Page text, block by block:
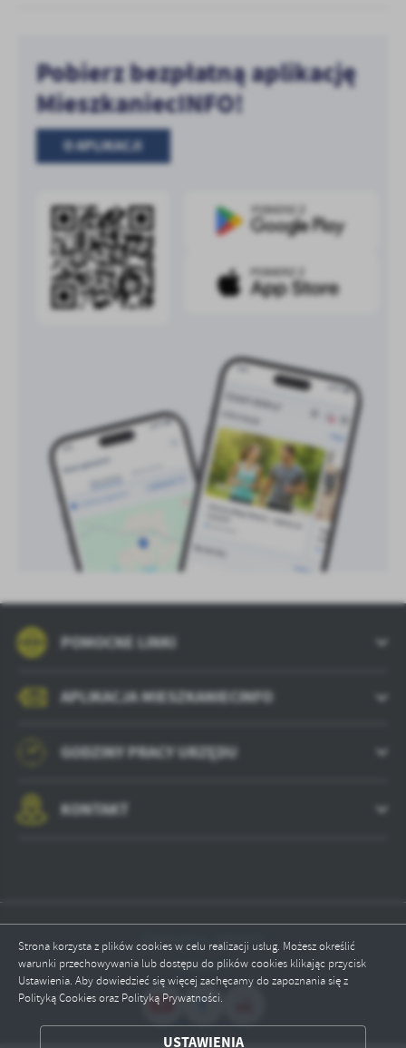
Strona korzysta z plików cookies w celu realizacji usług. Możesz określić
warunki przechowywania lub dostępu do plików cookies klikając przycisk
Ustawienia. Aby dowiedzieć się więcej zachęcamy do zapoznania się z
Polityką Cookies oraz Polityką Prywatności.
USTAWIENIA
Pobierz bezpłatną aplikację
MieszkaniecINFO!
O APLIKACJI
POMOCNE LINKI
APLIKACJA MIESZKANIECINFO
GODZINY PRACY URZĘDU
KONTAKT
Odwiedzin: 1860476
Online: 1